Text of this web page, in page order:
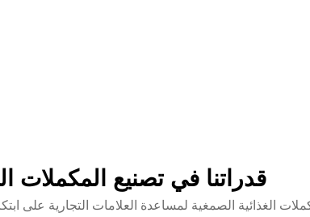
قدراتنا في تصنيع المكملات
الغذائية الصمغية لمساعدة العلامات التجارية على